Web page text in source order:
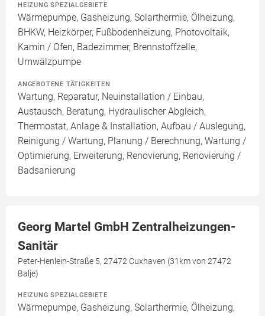
HEIZUNG SPEZIALGEBIETE
Wärmepumpe, Gasheizung, Solarthermie, Ölheizung,
BHKW, Heizkörper, Fußbodenheizung, Photovoltaik,
Kamin / Ofen, Badezimmer, Brennstoffzelle,
Umwälzpumpe
ANGEBOTENE TÄTIGKEITEN
Wartung, Reparatur, Neuinstallation / Einbau,
Austausch, Beratung, Hydraulischer Abgleich,
Thermostat, Anlage & Installation, Aufbau / Auslegung,
Reinigung / Wartung, Planung / Berechnung, Wartung /
Optimierung, Erweiterung, Renovierung, Renovierung /
Badsanierung
Georg Martel GmbH Zentralheizungen-
Sanitär
Peter-Henlein-Straße 5, 27472 Cuxhaven (31km von 27472
Balje)
HEIZUNG SPEZIALGEBIETE
Wärmepumpe, Gasheizung, Solarthermie, Ölheizung,